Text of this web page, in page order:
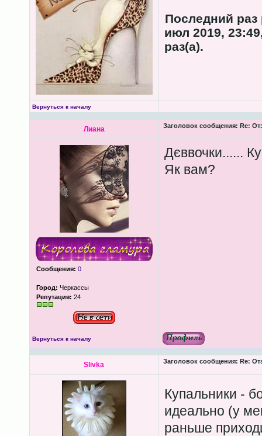
Последний раз
июл 2019,
раз(а).
Вернуться к началу
Лиана Заголовок сообщения: Re:
Сообщения: 0
Город: Черкассы
Репутация: 24
Дєввочки......
Як вам?
Вернуться к началу
Slivka Заголовок сообщения: Re:
Купальники -
идеально (у
раньше